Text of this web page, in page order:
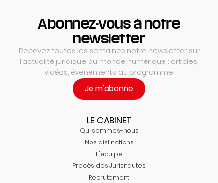
Abonnez-vous à notre
newsletter
Recevez toutes les semaines notre newsletter sur
l’actualité juridique du monde numérique : articles,
vidéos, évenements au programme.
Je m'abonne
LE CABINET
Qui sommes-nous
Nos distinctions
L'équipe
Procès des Jurisnautes
Recrutement